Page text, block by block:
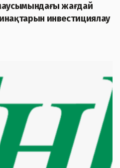
жағдай
инвестициялау